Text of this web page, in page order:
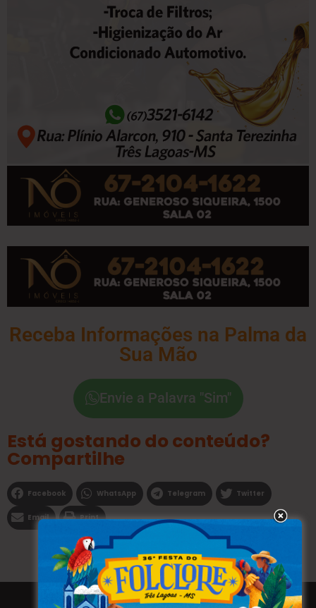
Receba Informações na Palma da
Sua Mão
Envie a Palavra "Sim"
Está gostando do conteúdo?
Compartilhe
Facebook WhatsApp Telegram Twitter
Email Print